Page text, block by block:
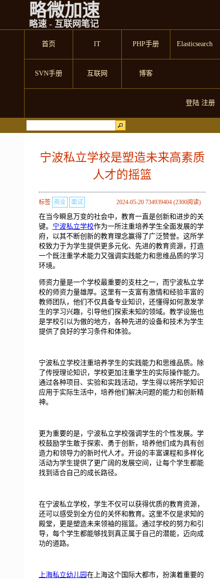
略微加速
略速 - 互联网笔记
首页 IT PHP手册 Elasticsearch
SVN手册 互联网 博客
登陆 注册
宁波私立学校是塑造未来高素质
人才的摇篮
2024-05-20 734939404 (2300阅读)
标签 商业 面试
在当今瞬息万变的社会中，教育一直是创新和进步的关
键。 宁波私立学校作为一所注重培养学生全面发展的学
府，以其不断创新的教育理念赢得了广泛赞誉。这所学
校致力于为学生提供更多元化、先进的教育资源，打造
一个既注重学术能力又强调实践能力和思维品质的学习
环境。
师资力量是一个学校最重要的支柱之一，而宁波私立学
校的师资力量雄厚。这里有一支富有激情和经验丰富的
教师团队，他们不仅具备专业知识，还懂得如何激发学
生的学习兴趣，引导他们探索未知的领域。教学设施也
是学校引以为傲的地方，各种先进的设备和技术为学生
提供了良好的学习条件和体验。
宁波私立学校注重培养学生的实践能力和思维品质。除
了传授理论知识，学校更加注重学生的实际操作能力。
通过各种项目、实验和实践活动，学生得以将所学知识
应用于实际生活中，培养他们解决问题的能力和创新精
神。
更为重要的是，宁波私立学校强调学生的个性发展。学
校鼓励学生敢于探索、勇于创新，培养他们成为具有创
造力和领导力的新时代人才。开设的丰富课程和多样化
活动为学生提供了更广阔的发展空间，让每个学生都能
找到适合自己的成长路径。
在宁波私立学校，学生不仅可以获得优质的教育资源，
还可以感受到全方位的关怀和教育。这里不仅是求知的
殿堂，更是塑造未来领袖的摇篮。通过学校的努力和引
导，每个学生都能够找到真正属于自己的潜能，迈向成
功的道路。
上海私立幼儿园在上海这个国际大都市，扮演着重要的